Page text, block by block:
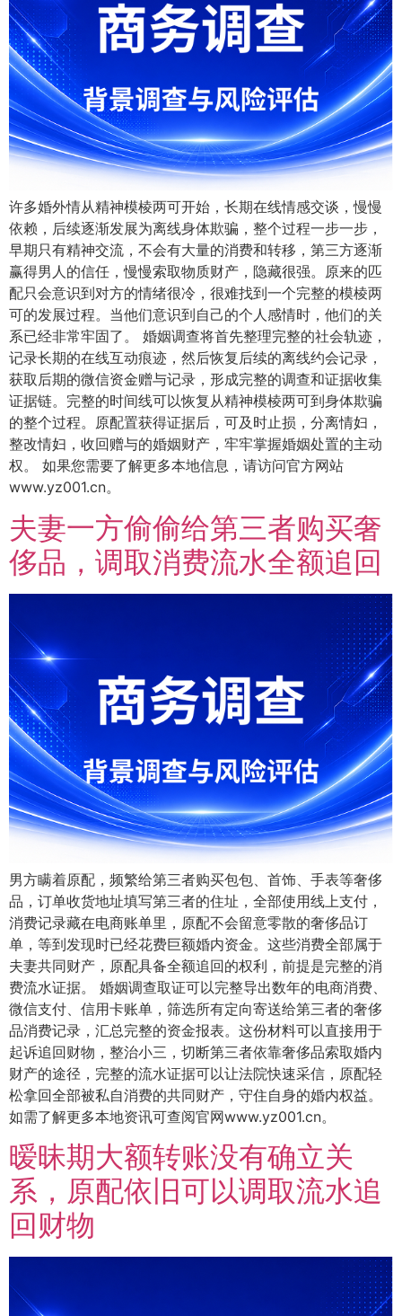
许多婚外情从精神模棱两可开始，长期在线情感交谈，慢慢
依赖，后续逐渐发展为离线身体欺骗，整个过程一步一步，
早期只有精神交流，不会有大量的消费和转移，第三方逐渐
赢得男人的信任，慢慢索取物质财产，隐藏很强。原来的匹
配只会意识到对方的情绪很冷，很难找到一个完整的模棱两
可的发展过程。当他们意识到自己的个人感情时，他们的关
系已经非常牢固了。 婚姻调查将首先整理完整的社会轨迹，
记录长期的在线互动痕迹，然后恢复后续的离线约会记录，
获取后期的微信资金赠与记录，形成完整的调查和证据收集
证据链。完整的时间线可以恢复从精神模棱两可到身体欺骗
的整个过程。原配置获得证据后，可及时止损，分离情妇，
整改情妇，收回赠与的婚姻财产，牢牢掌握婚姻处置的主动
权。 如果您需要了解更多本地信息，请访问官方网站
www.yz001.cn。
夫妻一方偷偷给第三者购买奢
侈品，调取消费流水全额追回
男方瞒着原配，频繁给第三者购买包包、首饰、手表等奢侈
品，订单收货地址填写第三者的住址，全部使用线上支付，
消费记录藏在电商账单里，原配不会留意零散的奢侈品订
单，等到发现时已经花费巨额婚内资金。这些消费全部属于
夫妻共同财产，原配具备全额追回的权利，前提是完整的消
费流水证据。 婚姻调查取证可以完整导出数年的电商消费、
微信支付、信用卡账单，筛选所有定向寄送给第三者的奢侈
品消费记录，汇总完整的资金报表。这份材料可以直接用于
起诉追回财物，整治小三，切断第三者依靠奢侈品索取婚内
财产的途径，完整的流水证据可以让法院快速采信，原配轻
松拿回全部被私自消费的共同财产，守住自身的婚内权益。
如需了解更多本地资讯可查阅官网www.yz001.cn。
暧昧期大额转账没有确立关
系，原配依旧可以调取流水追
回财物